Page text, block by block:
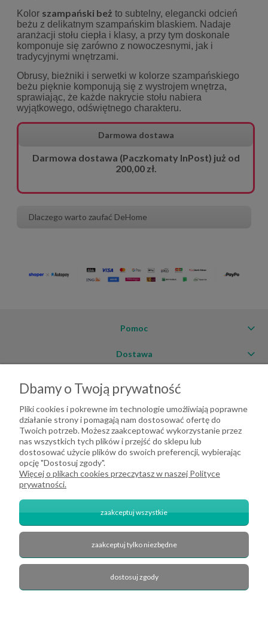
Kolor szampański beż to subtelny, elegancki odcień
beżu z delikatnym szampańskim blaskiem. Nadaje
aranżacji stołu ciepła i klasy, a przy tym doskonale
komponuje się zarówno z nowoczesnymi, jak i
tradycyjnymi wnętrzami.
Obrusy, bieżniki i serwetki w kolorze szampańskiego
beżu pięknie komponują się z wystrojem wnętrza,
sprawiając, że każde nakrycie stołu nabiera
wyjątkowego, odświętnego charakteru.
Darmowa dostawa
Darmowa dostawa (Paczkomaty InPost) już od
200,00 zł.
Dlaczego warto zaufać DeHome
Pomoc
Dostawa
O firmie
2026 DeHome.pl | Tekstylia domowe DeHome | Przemysłowa 8, 43-430
Pierściec | E-mail: dehome@dehome.pl | Tel.: 733 666 100 | "INARI" SPÓŁKA
CYWILNA BARTŁOMIEJ SOBINA, ZDZISŁAW BOJDA | NIP: 6332161340 |
Dbamy o Twoją prywatność
Pliki cookies i pokrewne im technologie umożliwiają poprawne
działanie strony i pomagają nam dostosować ofertę do
Twoich potrzeb. Możesz zaakceptować wykorzystanie przez
nas wszystkich tych plików i przejść do sklepu lub
dostosować użycie plików do swoich preferencji, wybierając
opcję "Dostosuj zgody".
Więcej o plikach cookies przeczytasz w naszej Polityce
prywatności.
zaakceptuj wszystkie
zaakceptuj tylko niezbędne
dostosuj zgody